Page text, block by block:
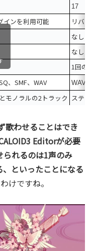
17
インを利用可能
リバ
なし
なし
1回の
、SMF、WAV WAV
モノラルの2トラック ステレ
歌わせることはでき
Editorが必要
られるのは1声のみ
といったことになる
けですね。